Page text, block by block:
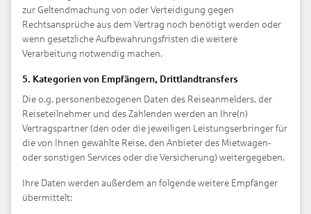
zur Geltendmachung von oder Verteidigung gegen
Rechtsansprüche aus dem Vertrag noch benötigt werden oder
wenn gesetzliche Aufbewahrungsfristen die weitere
Verarbeitung notwendig machen.
5. Kategorien von Empfängern, Drittlandtransfers
Die o.g. personenbezogenen Daten des Reiseanmelders, der
Reiseteilnehmer und des Zahlenden werden an Ihre(n)
Vertragspartner (den oder die jeweiligen Leistungserbringer für
die von Ihnen gewählte Reise, den Anbieter des Mietwagen-
oder sonstigen Services oder die Versicherung) weitergegeben.
Ihre Daten werden außerdem an folgende weitere Empfänger
übermittelt: